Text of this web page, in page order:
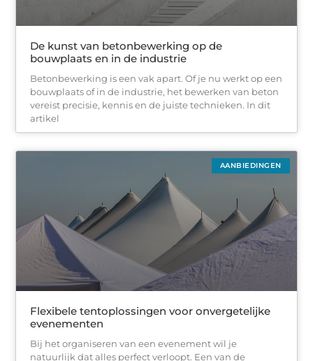
De kunst van betonbewerking op de
bouwplaats en in de industrie
Betonbewerking is een vak apart. Of je nu werkt op een
bouwplaats of in de industrie, het bewerken van beton
vereist precisie, kennis en de juiste technieken. In dit
artikel
AANBIEDINGEN
Flexibele tentoplossingen voor onvergetelijke
evenementen
Bij het organiseren van een evenement wil je
natuurlijk dat alles perfect verloopt. Een van de